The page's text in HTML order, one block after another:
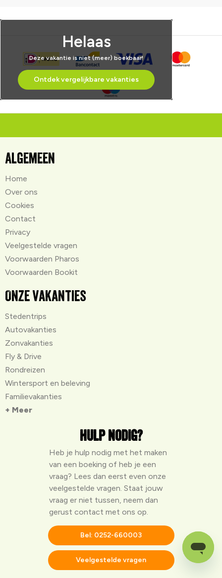
Helaas
Deze vakantie is niet (meer) boekbaar!
Ontdek vergelijkbare vakanties
Algemeen
Home
Over ons
Cookies
Contact
Privacy
Veelgestelde vragen
Voorwaarden Pharos
Voorwaarden Bookit
Onze vakanties
Stedentrips
Autovakanties
Zonvakanties
Fly & Drive
Rondreizen
Wintersport en beleving
Familievakanties
+ Meer
Hulp nodig?
Heb je hulp nodig met het maken
van een boeking of heb je een
vraag? Lees dan eerst even onze
veelgestelde vragen . Staat jouw
vraag er niet tussen, neem dan
gerust contact met ons op.
Bel: 0252-660003
Veelgestelde vragen